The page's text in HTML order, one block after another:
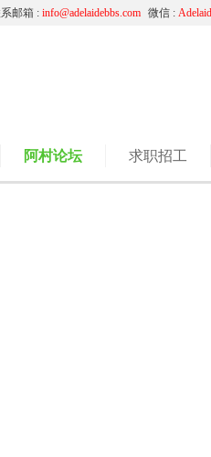
微信 :
邮箱 : info@adelaidebbs.com
阿村论坛 求职招工